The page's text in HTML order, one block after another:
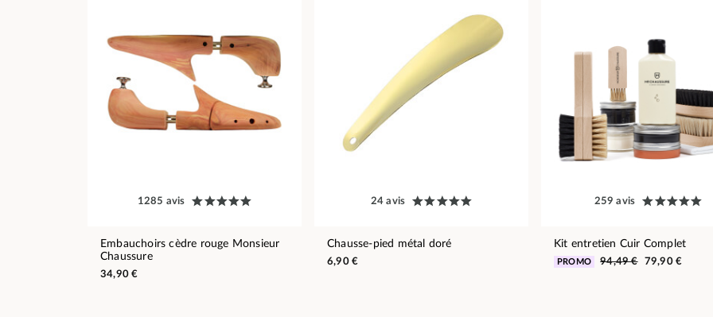
1285 avis
Embauchoirs cèdre rouge Monsieur
Chaussure
34,90 €
24 avis
Chausse-pied métal doré
6,90 €
259 avis
Kit entretien Cuir Complet
PROMO 94,49 € 79,90 €